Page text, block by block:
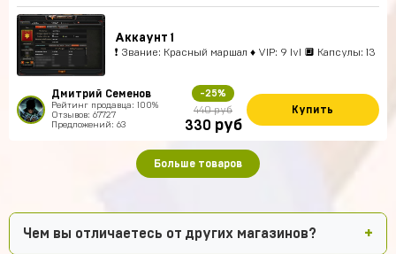
Аккаунт 1
❗ Звание: Красный маршал ♦ VIP: 9 lvl 🔲 Капсулы: 13
Дмитрий Семенов
Рейтинг продавца: 100%
Отзывов: 67727
Предложений: 63
-25%
440 руб
330 руб
Купить
Больше товаров
Чем вы отличаетесь от других магазинов?